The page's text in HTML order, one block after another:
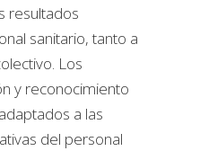
resultados
sanitario, tanto a
Los
y reconocimiento
a las
del personal